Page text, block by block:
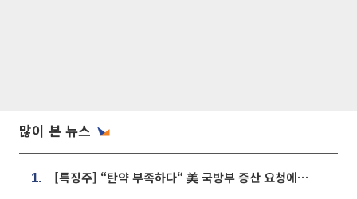
많이 본 뉴스
1. [특징주] “탄약 부족하다“ 美 국방부 증산 요청에⋯국내 방산주 급등세